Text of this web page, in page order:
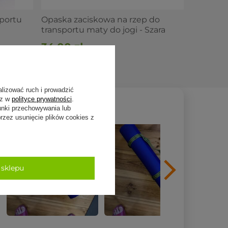
Opaska zaciskowa na rzep do
transportu maty do jogi - Szara
34,00 zł
ruch i prowadzić
w polityce prywatności
przechowywania lub
usunięcie plików cookies z